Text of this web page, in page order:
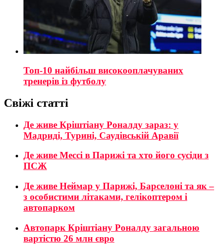
Топ-10 найбільш високооплачуваних
тренерів із футболу
Свіжі статті
Де живе Кріштіану Роналду зараз: у
Мадриді, Турині, Саудівській Аравії
Де живе Мессі в Парижі та хто його сусіди з
ПСЖ
Де живе Неймар у Парижі, Барселоні та як –
з особистими літаками, гелікоптером і
автопарком
Автопарк Кріштіану Роналду загальною
вартістю 26 млн євро